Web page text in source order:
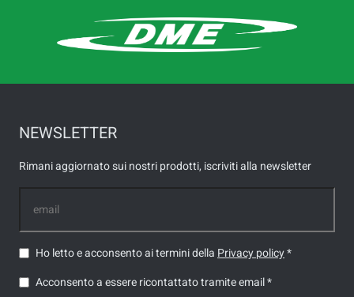
NEWSLETTER
Rimani aggiornato sui nostri prodotti, iscriviti alla newsletter
Ho letto e acconsento ai termini della Privacy policy*
Acconsento a essere ricontattato tramite email *